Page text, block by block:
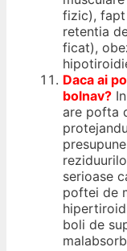
fizic), fapt
retentia
ficat),
Daca ai
bolnav?
are pofta
serioase
poftei de
boli de